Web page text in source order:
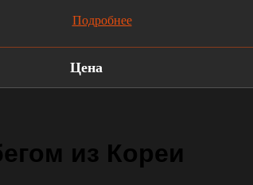
Подробнее
Цена
из Кореи